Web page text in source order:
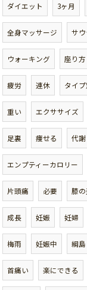
ダイエット 3ヶ月
全身マッサージ サウ
ウォーキング 座り方
疲労 連休 タイプ
重い エクササイズ
足裏 痩せる 代謝
エンプティーカロリー
片頭痛 必要 膝
成長 妊娠 妊婦
梅雨 妊娠中 綱島
首痛い 楽にできる